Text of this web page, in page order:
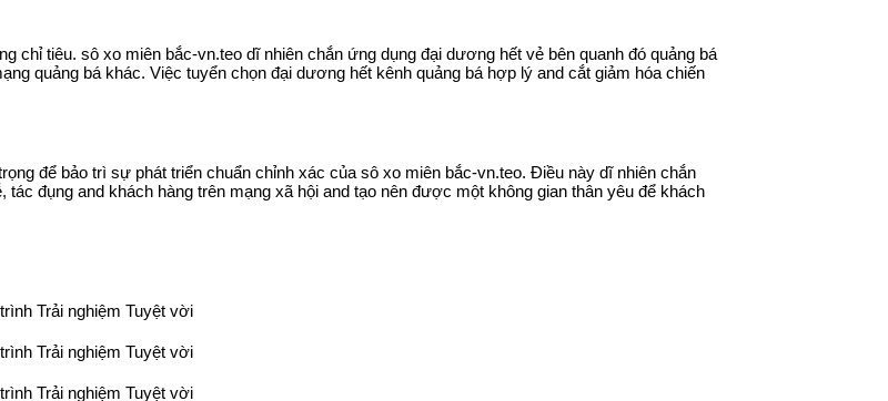
chỉ tiêu. sô xo miên bắc-vn.teo dĩ nhiên chắn ứng dụng đại dương hết vẻ bên quanh đó quảng bá
quảng bá khác. Việc tuyển chọn đại dương hết kênh quảng bá hợp lý and cắt giảm hóa chiến
để bảo trì sự phát triển chuẩn chỉnh xác của sô xo miên bắc-vn.teo. Điều này dĩ nhiên chắn
đụng and khách hàng trên mạng xã hội and tạo nên được một không gian thân yêu để khách